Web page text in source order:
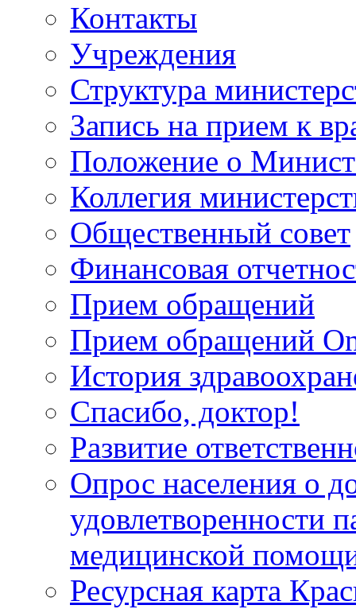
Контакты
Учреждения
Структура
Запись на прием к
Положение о
Коллегия
Общественный совет
Финансовая
Прием обращений
Прием обращений
История
Спасибо, доктор!
Развитие
Опрос населения о
удовлетворенности
медицинской
Ресурсная карта